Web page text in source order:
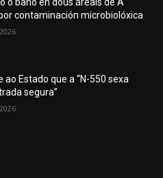
contaminación microbiolóxica
ao Estado que a “N-550 sexa
segura”